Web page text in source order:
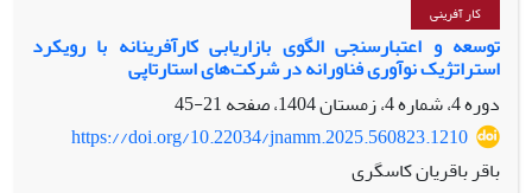
کار آفرینی
توسعه و اعتبارسنجی الگوی بازاریابی کارآفرینانه با رویکرد
استراتژیک نوآوری فناورانه در شرکت‌های استارتاپی
دوره 4، شماره 4، زمستان 1404، صفحه
21-45
https://doi.org/10.22034/jnamm.2025.560823.1210
باقر باقریان کاسگری